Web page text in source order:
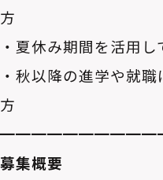
方
・夏休み期間を活用
・秋以降の進学や就
方
募集概要